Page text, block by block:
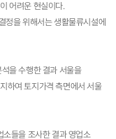
어려운 현실이다.
정을 위해서는 생활물류시설에
을 수행한 결과 서울을
하여 토지가격 측면에서 서울
들을 조사한 결과 영업소